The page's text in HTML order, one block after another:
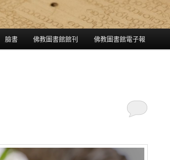
臉書 佛教圖書館館刊 佛教圖書館電子報